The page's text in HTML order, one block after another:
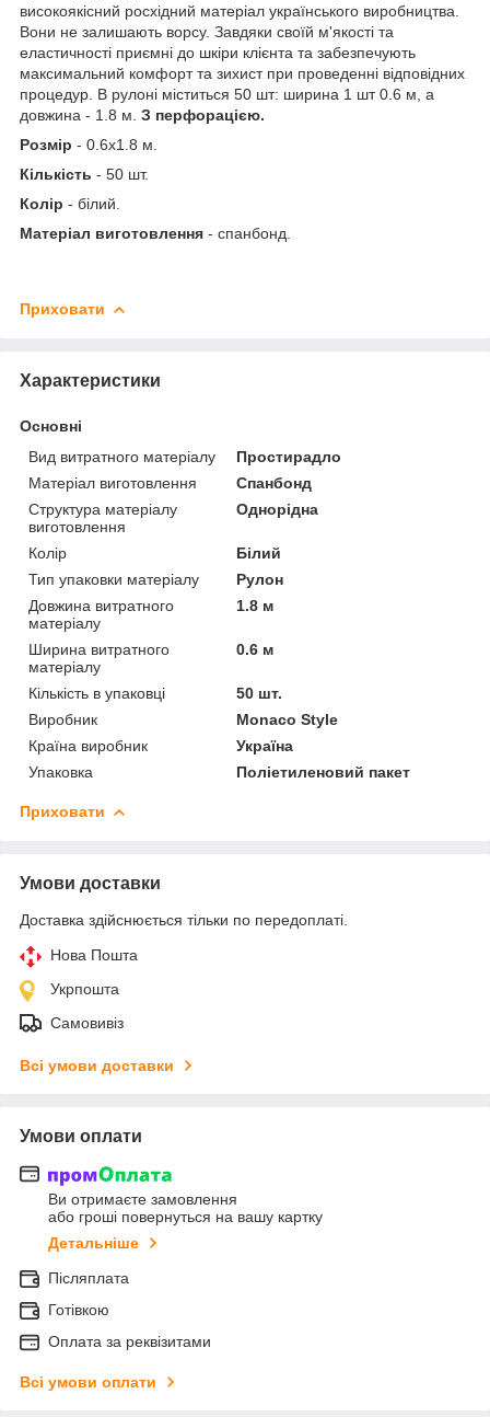
високоякісний росхідний матеріал українського виробництва.
Вони не залишають ворсу. Завдяки своїй м'якості та
еластичності приємні до шкіри клієнта та забезпечують
максимальний комфорт та зихист при проведенні відповідних
процедур. В рулоні міститься 50 шт: ширина 1 шт 0.6 м, а
довжина - 1.8 м. З перфорацією.
Розмір - 0.6х1.8 м.
Кількість - 50 шт.
Колір - білий.
Матеріал виготовлення - спанбонд.
Приховати
Характеристики
Основні
Вид витратного матеріалу
Простирадло
Матеріал виготовлення
Спанбонд
Структура матеріалу
виготовлення
Однорідна
Колір
Білий
Тип упаковки матеріалу
Рулон
Довжина витратного
матеріалу
1.8 м
Ширина витратного
матеріалу
0.6 м
Кількість в упаковці
50 шт.
Виробник
Monaco Style
Країна виробник
Україна
Упаковка
Поліетиленовий пакет
Приховати
Умови доставки
Доставка здійснюється тільки по передоплаті.
Нова Пошта
Укрпошта
Самовивіз
Всі умови доставки
Умови оплати
Ви отримаєте замовлення
або гроші повернуться на вашу картку
Детальніше
Післяплата
Готівкою
Оплата за реквізитами
Всі умови оплати